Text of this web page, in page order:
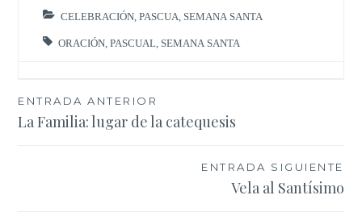
CELEBRACIÓN ,PASCUA SEMANA SANTA
ORACIÓN ,PASCUAL SEMANA SANTA
Navegación
de
ENTRADA ANTERIOR
La Familia: lugar de la catequesis
ENTRADA SIGUIENTE
Vela al Santísimo